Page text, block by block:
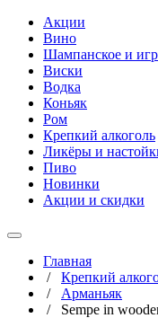
Акции
Вино
Шампанское и
Виски
Водка
Коньяк
Ром
Крепкий алкоголь
Ликёры и
Пиво
Новинки
Акции и скидки
Главная
/ Крепкий
/ Арманьяк
/ Sempe in